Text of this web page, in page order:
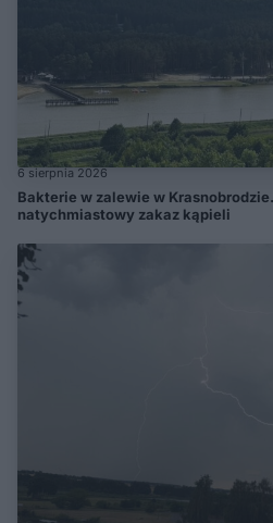
6 sierpnia 2026
Bakterie w zalewie w
natychmiastowy zakaz kąpieli